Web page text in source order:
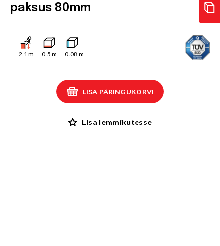
paksus 80mm
2.1 m 0.5 m 0.08 m
LISA PÄRINGUKORVI
Lisa lemmikutesse